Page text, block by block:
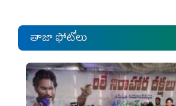
తాజా ఫోటోలు